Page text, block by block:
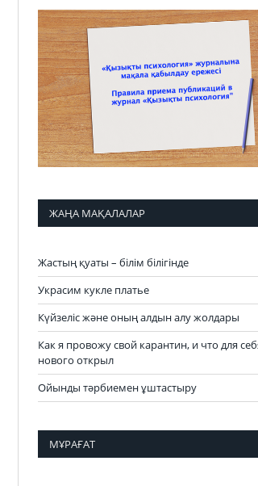
ЖАҢА МАҚАЛАЛАР
Жастың қуаты – білім білігінде
Украсим кукле платье
Күйзеліс және оның алдын алу жолдары
Как я провожу свой карантин, и что для
нового открыл
Ойынды тәрбиемен ұштастыру
МҰРАҒАТ